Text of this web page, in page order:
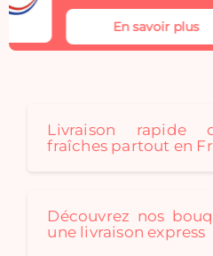
Livraison rapide
fraîches partout en
Découvrez nos
une livraison express